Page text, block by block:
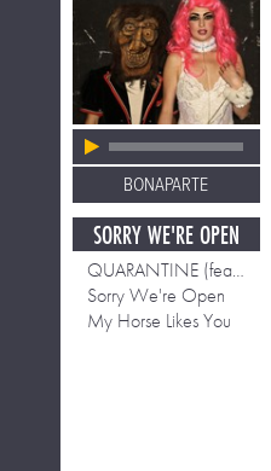
BONAPARTE
SORRY WE'RE OPEN
QUARANTINE (feat. Housemeister)
Sorry We're Open
My Horse Likes You